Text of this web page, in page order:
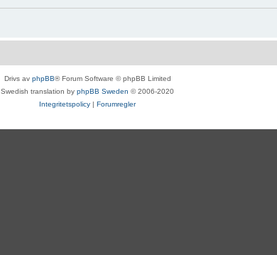
Drivs av phpBB® Forum Software © phpBB Limited
Swedish translation by phpBB Sweden © 2006-2020
Integritetspolicy | Forumregler